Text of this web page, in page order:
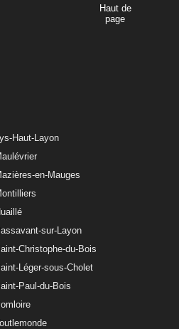
Haut de
page
Haut-Layon
en-Mauges
sur-Layon
Christophe-du-Bois
Léger-sous-Cholet
Paul-du-Bois